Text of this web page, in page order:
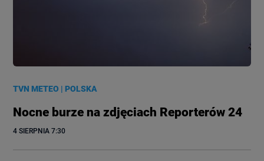
TVN METEO |POLSKA
Nocne burze na zdjęciach Reporterów 24
4 SIERPNIA 7:30